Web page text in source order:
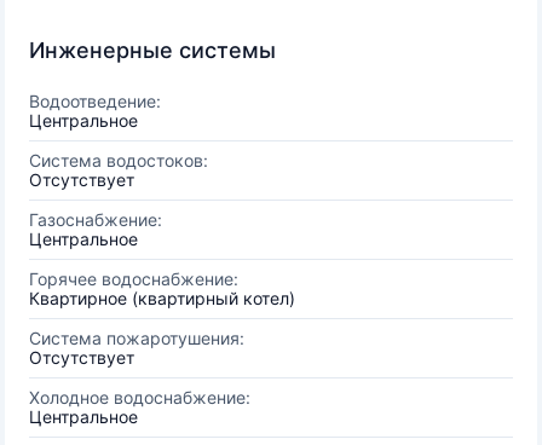
Инженерные системы
Водоотведение:
Центральное
Система водостоков:
Отсутствует
Газоснабжение:
Центральное
Горячее водоснабжение:
Квартирное (квартирный котел)
Система пожаротушения:
Отсутствует
Холодное водоснабжение:
Центральное